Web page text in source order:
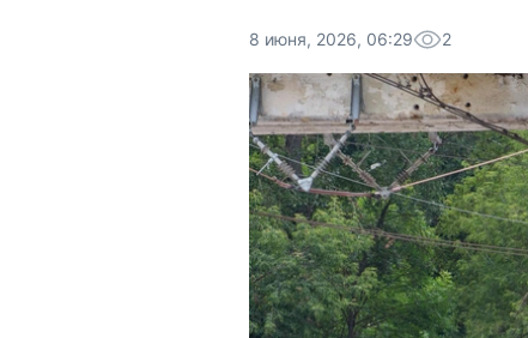
8 июня, 2026, 06:29 2